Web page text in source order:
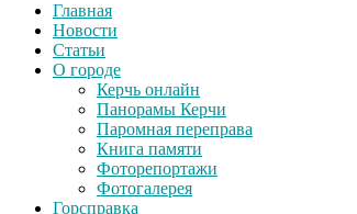
Главная
Новости
Статьи
О городе
Керчь онлайн
Панорамы Керчи
Паромная переправа
Книга памяти
Фоторепортажи
Фотогалерея
Горсправка